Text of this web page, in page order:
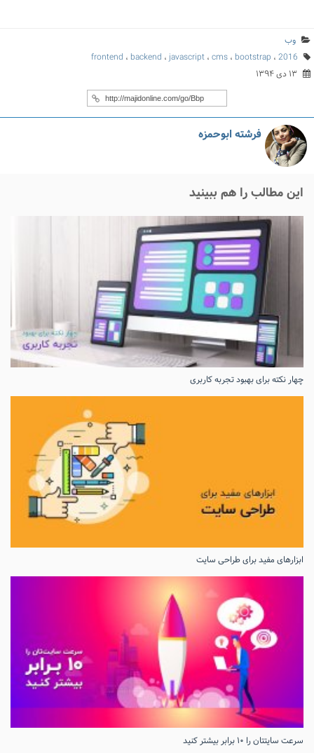
وب
2016 ، frontend ، backend ،javascript ، cms ، bootstrap
۱۳ دی ۱۳۹۴
فرشته ابوحمزه
این مطالب را هم ببینید
چهار نکته برای بهبود تجربه کاربری
ابزارهای مفید برای طراحی سایت
سرعت سایتتان را ۱۰ برابر بیشتر کنید